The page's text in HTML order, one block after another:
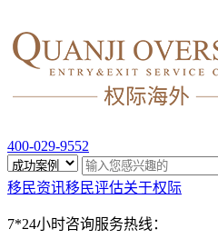
400-029-9552
移民资讯移民评估关于权际
7*24小时咨询服务热线：